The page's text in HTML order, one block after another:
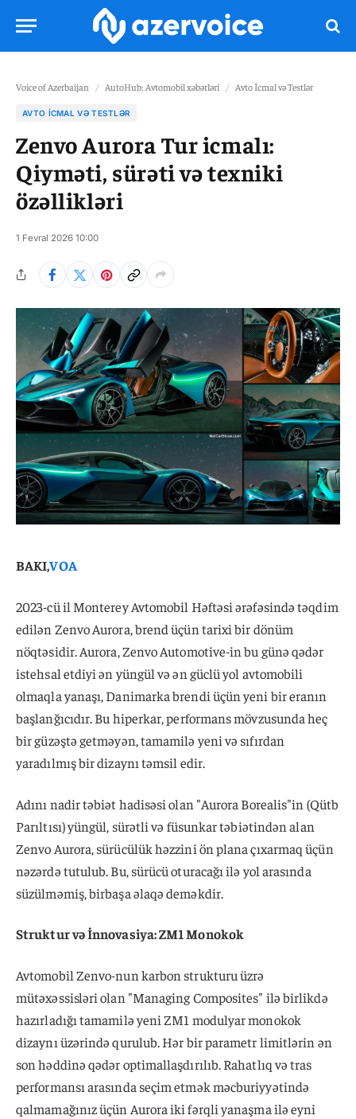
Voice of Azerbaijan / AutoHub: Avtomobil xəbərləri / Avto İcmal və Testlər
AVTO İCMAL VƏ TESTLƏR
Zenvo Aurora Tur icmalı:
Qiyməti, sürəti və texniki
özəllikləri
1 Fevral 2026 10:00
BAKI,VOA
2023-cü il Monterey Avtomobil Həftəsi ərəfəsində təqdim
edilən Zenvo Aurora, brend üçün tarixi bir dönüm
nöqtəsidir. Aurora, Zenvo Automotive-in bu günə qədər
istehsal etdiyi ən yüngül və ən güclü yol avtomobili
olmaqla yanaşı, Danimarka brendi üçün yeni bir eranın
başlanğıcıdır. Bu hiperkar, performans mövzusunda heç
bir güzəştə getməyən, tamamilə yeni və sıfırdan
yaradılmış bir dizaynı təmsil edir.
Adını nadir təbiət hadisəsi olan "Aurora Borealis"in (Qütb
Parıltısı) yüngül, sürətli və füsunkar təbiətindən alan
Zenvo Aurora, sürücülük həzzini ön plana çıxarmaq üçün
nəzərdə tutulub. Bu, sürücü oturacağı ilə yol arasında
süzülməmiş, birbaşa əlaqə deməkdir.
Struktur və İnnovasiya: ZM1 Monokok
Avtomobil Zenvo-nun karbon strukturu üzrə
mütəxəssisləri olan "Managing Composites" ilə birlikdə
hazırladığı tamamilə yeni ZM1 modulyar monokok
dizaynı üzərində qurulub. Hər bir parametr limitlərin ən
son həddinə qədər optimallaşdırılıb. Rahatlıq və tras
performansı arasında seçim etmək məcburiyyətində
qalmamağınız üçün Aurora iki fərqli yanaşma ilə eyni